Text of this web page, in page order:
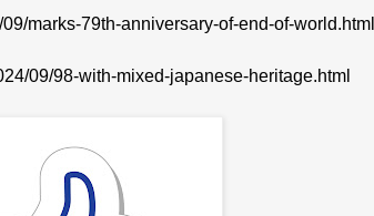
marks-79th-anniversary-of-end-of-world.html
09/98-with-mixed-japanese-heritage.html